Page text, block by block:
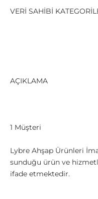
VERİ SAHİBİ
AÇIKLAMA
1 Müşteri
Lybre Ahşap Ürünleri
sunduğu ürün ve
ifade etmektedir.